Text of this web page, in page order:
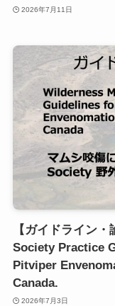
2026年7月11日
【ガイドライン
Society Practice
Pitviper
Canada.
2026年7月3日